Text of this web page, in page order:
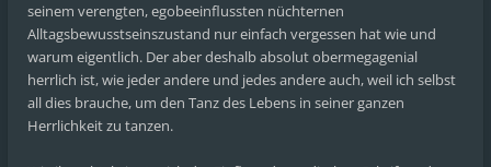
seinem verengten, egobeeinflussten nüchternen
Alltagsbewusstseinszustand nur einfach vergessen hat wie und
warum eigentlich. Der aber deshalb absolut obermegagenial
herrlich ist, wie jeder andere und jedes andere auch, weil ich selbst
all dies brauche, um den Tanz des Lebens in seiner ganzen
Herrlichkeit zu tanzen.